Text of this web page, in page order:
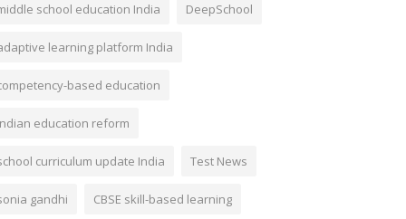
school education India DeepSchool
learning platform India
based education
education reform
curriculum update India Test News
gandhi CBSE skill-based learning